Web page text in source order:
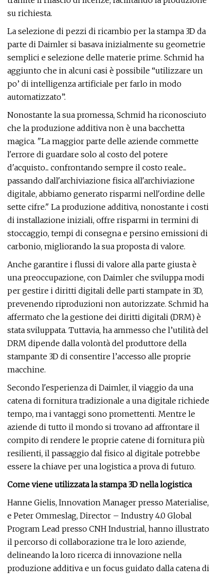
su richiesta.
La selezione di pezzi di ricambio per la stampa 3D da
parte di Daimler si basava inizialmente su geometrie
semplici e selezione delle materie prime. Schmid ha
aggiunto che in alcuni casi è possibile “utilizzare un
po’ di intelligenza artificiale per farlo in modo
automatizzato”.
Nonostante la sua promessa, Schmid ha riconosciuto
che la produzione additiva non è una bacchetta
magica. "La maggior parte delle aziende commette
l'errore di guardare solo al costo del potere
d'acquisto... confrontando sempre il costo reale...
passando dall'archiviazione fisica all'archiviazione
digitale, abbiamo generato risparmi nell'ordine delle
sette cifre." La produzione additiva, nonostante i costi
di installazione iniziali, offre risparmi in termini di
stoccaggio, tempi di consegna e persino emissioni di
carbonio, migliorando la sua proposta di valore.
Anche garantire i flussi di valore alla parte giusta è
una preoccupazione, con Daimler che sviluppa modi
per gestire i diritti digitali delle parti stampate in 3D,
prevenendo riproduzioni non autorizzate. Schmid ha
affermato che la gestione dei diritti digitali (DRM) è
stata sviluppata. Tuttavia, ha ammesso che l’utilità del
DRM dipende dalla volontà del produttore della
stampante 3D di consentire l’accesso alle proprie
macchine.
Secondo l'esperienza di Daimler, il viaggio da una
catena di fornitura tradizionale a una digitale richiede
tempo, ma i vantaggi sono promettenti. Mentre le
aziende di tutto il mondo si trovano ad affrontare il
compito di rendere le proprie catene di fornitura più
resilienti, il passaggio dal fisico al digitale potrebbe
essere la chiave per una logistica a prova di futuro.
Come viene utilizzata la stampa 3D nella logistica
Hanne Gielis, Innovation Manager presso Materialise,
e Peter Ommeslag, Director – Industry 4.0 Global
Program Lead presso CNH Industrial, hanno illustrato
il percorso di collaborazione tra le loro aziende,
delineando la loro ricerca di innovazione nella
produzione additiva e un focus guidato dalla catena di